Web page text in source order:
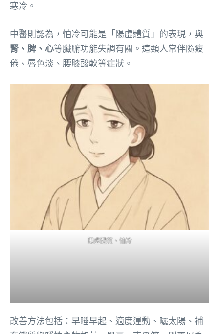
寒冷。
中醫則認為，怕冷可能是「陽虛體質」的表現，與
腎、脾、心等臟腑功能失調有關。這類人常伴隨疲
倦、唇色淡、腰膝酸軟等症狀。
陽虛體質、怕冷
改善方法包括：早睡早起、適度運動、曬太陽、補